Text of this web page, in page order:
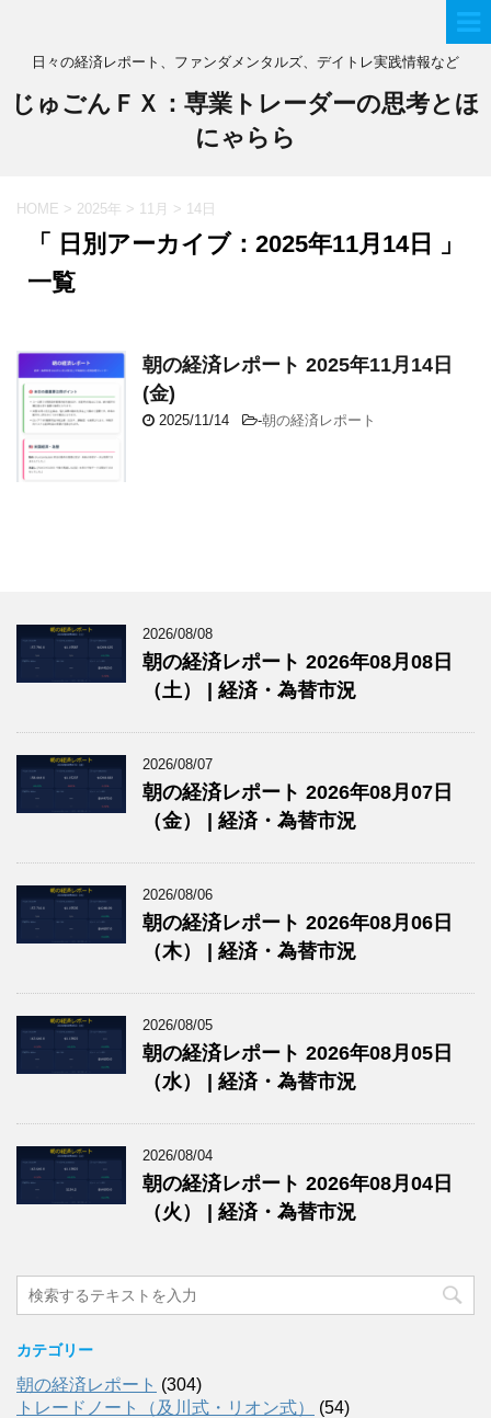
日々の経済レポート、ファンダメンタルズ、デイトレ実践情報など
じゅごんＦＸ：専業トレーダーの思考とほ
にゃらら
HOME > 2025年 > 11月 > 14日
「 日別アーカイブ：2025年11月14日 」
一覧
朝の経済レポート 2025年11月14日
(金)
2025/11/14 -朝の経済レポート
2026/08/08
朝の経済レポート 2026年08月08日
（土） | 経済・為替市況
2026/08/07
朝の経済レポート 2026年08月07日
（金） | 経済・為替市況
2026/08/06
朝の経済レポート 2026年08月06日
（木） | 経済・為替市況
2026/08/05
朝の経済レポート 2026年08月05日
（水） | 経済・為替市況
2026/08/04
朝の経済レポート 2026年08月04日
（火） | 経済・為替市況
カテゴリー
朝の経済レポート (304)
トレードノート（及川式・リオン式）
(54)